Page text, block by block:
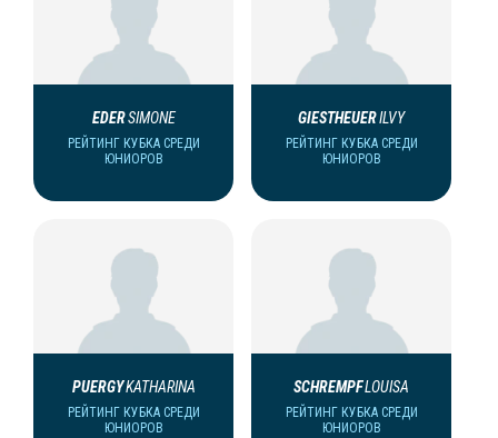
EDERSIMONE
РЕЙТИНГ КУБКА СРЕДИ
ЮНИОРОВ
GIESTHEUERILVY
РЕЙТИНГ КУБКА СРЕДИ
ЮНИОРОВ
PUERGYKATHARINA
РЕЙТИНГ КУБКА СРЕДИ
ЮНИОРОВ
SCHREMPFLOUISA
РЕЙТИНГ КУБКА СРЕДИ
ЮНИОРОВ